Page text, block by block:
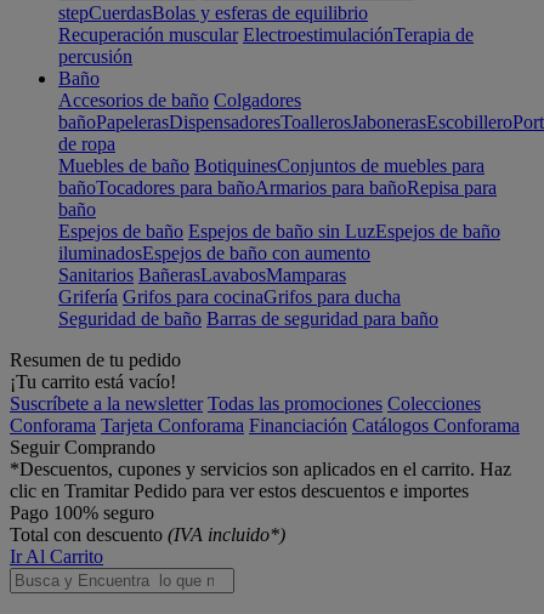
stepCuerdasBolas y esferas de equilibrio
Recuperación muscular ElectroestimulaciónTerapia de
percusión
Baño
Accesorios de baño Colgadores
bañoPapelerasDispensadoresToallerosJabonerasEscobillero
de ropa
Muebles de baño BotiquinesConjuntos de muebles para
bañoTocadores para bañoArmarios para bañoRepisa para
baño
Espejos de baño Espejos de baño sin LuzEspejos de baño
iluminadosEspejos de baño con aumento
Sanitarios BañerasLavabosMamparas
Grifería Grifos para cocinaGrifos para ducha
Seguridad de baño Barras de seguridad para baño
Resumen de tu pedido
¡Tu carrito está vacío!
Suscríbete a la newsletter Todas las promociones Colecciones
Conforama Tarjeta Conforama Financiación Catálogos Conforama
Seguir Comprando
*Descuentos, cupones y servicios son aplicados en el carrito. Haz
clic en Tramitar Pedido para ver estos descuentos e importes
Pago 100% seguro
Total con descuento (IVA incluido*)
Ir Al Carrito